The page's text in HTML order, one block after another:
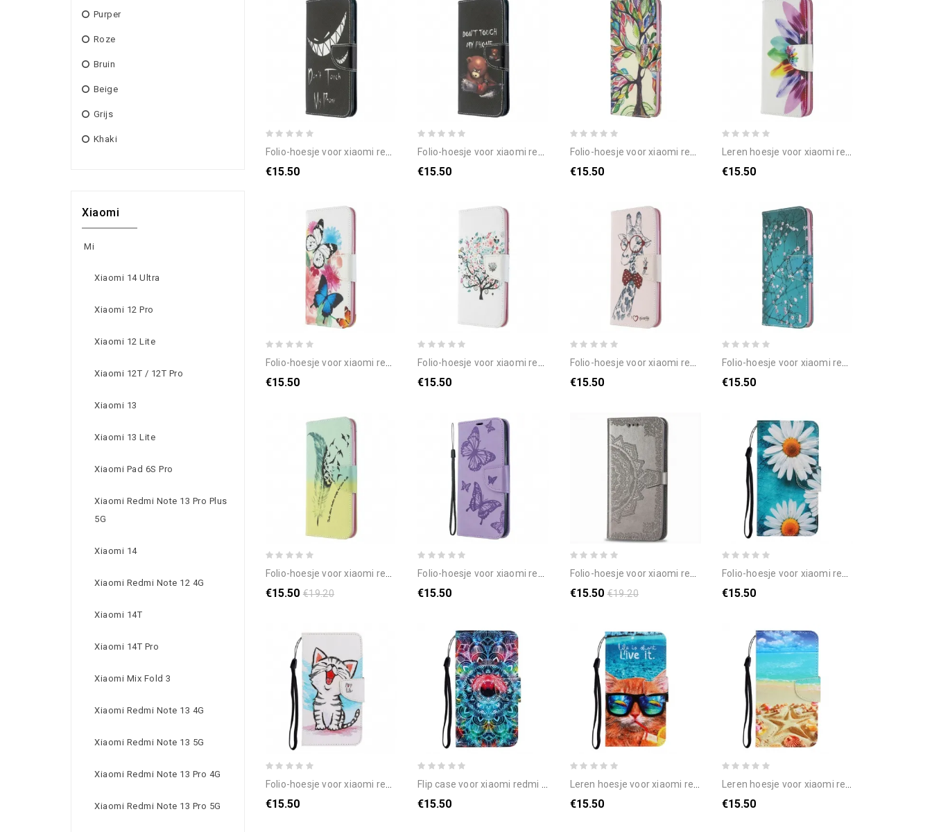
Purper
Roze
Bruin
Beige
Grijs
Khaki
Xiaomi
Mi
Xiaomi 14 Ultra
Xiaomi 12 Pro
Xiaomi 12 Lite
Xiaomi 12T / 12T Pro
Xiaomi 13
Xiaomi 13 Lite
Xiaomi Pad 6S Pro
Xiaomi Redmi Note 13 Pro Plus
5G
Xiaomi 14
Xiaomi Redmi Note 12 4G
Xiaomi 14T
Xiaomi 14T Pro
Xiaomi Mix Fold 3
Xiaomi Redmi Note 13 4G
Xiaomi Redmi Note 13 5G
Xiaomi Redmi Note 13 Pro 4G
Xiaomi Redmi Note 13 Pro 5G
folio-hoesje voor xiaomi redmi 8a duivelstelefoon
€15.50
folio-hoesje voor xiaomi redmi 8a gevaarlijke beer
€15.50
folio-hoesje voor xiaomi redmi 8a gekleurde boom
€15.50
leren hoesje voor xiaomi redmi 8a aquarel bloem
€15.50
folio-hoesje voor xiaomi redmi 8a geschilderde vlinders en bloemen
€15.50
folio-hoesje voor xiaomi redmi 8a bloemrijke boom
€15.50
folio-hoesje voor xiaomi redmi 8a nerdy giraf
€15.50
folio-hoesje voor xiaomi redmi 8a bloeiende boom
€15.50
folio-hoesje voor xiaomi redmi 8a leren vliegen
€15.50 €19.20
folio-hoesje voor xiaomi redmi 8a met ketting bandje met vlinderprint
€15.50
folio-hoesje voor xiaomi redmi 8a mandala van middelbare leeftijd
€15.50 €19.20
folio-hoesje voor xiaomi redmi 8a met ketting thong madeliefjes
€15.50
folio-hoesje voor xiaomi redmi 8a met ketting thong kleur kitten
€15.50
flip case voor xiaomi redmi 8a met ketting knipperende mandala met bandjes
€15.50
leren hoesje voor xiaomi redmi 8a met ketting cat live it strappy
€15.50
leren hoesje voor xiaomi redmi 8a met ketting thongstrand
€15.50